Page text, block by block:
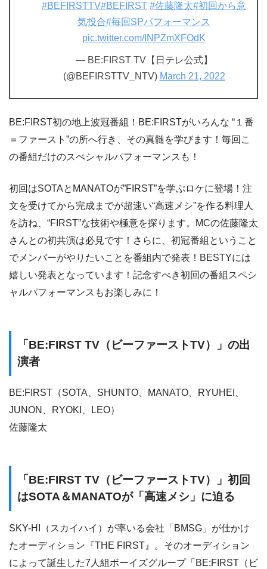
#BEFIRSTTV#BEFIRST #佐藤隆太#初回から意
気投合#毎回SPパフォーマンス
pic.twitter.com/INPZmXFOdK
— BE:FIRST TV【日テレ公式】
(@BEFIRSTTV_NTV) March 21, 2022
BE:FIRST初の地上波冠番組！BE:FIRSTがいろんな “１番
＝ファースト”の所へ行き、その真髄を学びます！毎回こ
の番組だけのスぺシャルパフォーマンスも！
初回はSOTAとMANATOが”FIRST”を学ぶロケに登場！注
文を受けてから完成までが超速い“高速メシ”を作る料理人
を訪ね、“FIRST”な技術や極意を探ります。MCの佐藤隆太
さんとの初共演は必見です！さらに、初冠番組ということ
でメンバーがやりたいことを番組内で発表！BESTYには
嬉しい発表となっています！記念すべき初回の番組スペシ
ャルパフォーマンスもお楽しみに！
「BE:FIRST TV（ビーファーストTV）」の出
演者
BE:FIRST（SOTA、SHUNTO、MANATO、RYUHEI、
JUNON、RYOKI、LEO）
佐藤隆太
「BE:FIRST TV（ビーファーストTV）」初回
はSOTA＆MANATOが「高速メシ」に迫る
SKY-HI（スカイハイ）が率いる会社「BMSG」が仕かけ
たオーディション『THE FIRST』。そのオーディション
によって誕生した7人組ボーイズグループ「BE:FIRST（ビ